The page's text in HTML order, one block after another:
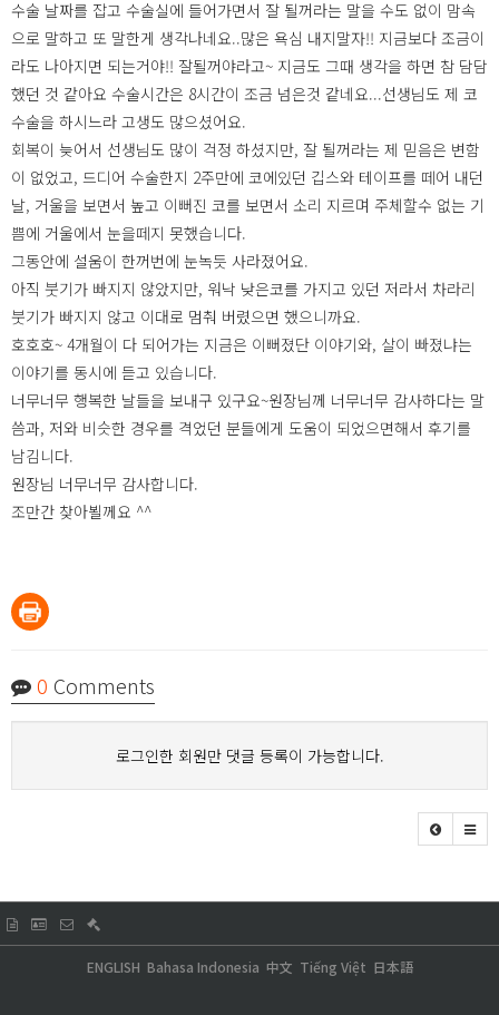
수술 날짜를 잡고 수술실에 들어가면서 잘 될꺼라는 말을 수도 없이 맘속
으로 말하고 또 말한게 생각나네요..많은 욕심 내지말자!! 지금보다 조금이
라도 나아지면 되는거야!! 잘될꺼야라고~ 지금도 그때 생각을 하면 참 담담
했던 것 같아요 수술시간은 8시간이 조금 넘은것 같네요...선생님도 제 코
수술을 하시느라 고생도 많으셨어요.
회복이 늦어서 선생님도 많이 걱정 하셨지만, 잘 될꺼라는 제 믿음은 변함
이 없었고, 드디어 수술한지 2주만에 코에있던 깁스와 테이프를 떼어 내던
날, 거울을 보면서 높고 이뻐진 코를 보면서 소리 지르며 주체할수 없는 기
쁨에 거울에서 눈을떼지 못했습니다.
그동안에 설움이 한꺼번에 눈녹듯 사라졌어요.
아직 붓기가 빠지지 않았지만, 워낙 낮은코를 가지고 있던 저라서 차라리
붓기가 빠지지 않고 이대로 멈춰 버렸으면 했으니까요.
호호호~ 4개월이 다 되어가는 지금은 이뻐졌단 이야기와, 살이 빠졌냐는
이야기를 동시에 듣고 있습니다.
너무너무 행복한 날들을 보내구 있구요~원장님께 너무너무 감사하다는 말
씀과, 저와 비슷한 경우를 격었던 분들에게 도움이 되었으면해서 후기를
남김니다.
원장님 너무너무 감사합니다.
조만간 찾아뵐께요 ^^
0 Comments
로그인한 회원만 댓글 등록이 가능합니다.
日本語
Tiếng Việt
中文
Bahasa Indonesia
ENGLISH